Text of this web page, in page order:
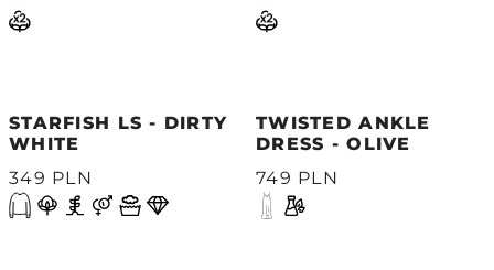
STARFISH LS - DIRTY
WHITE
349 PLN
TWISTED ANKLE
DRESS - OLIVE
749 PLN